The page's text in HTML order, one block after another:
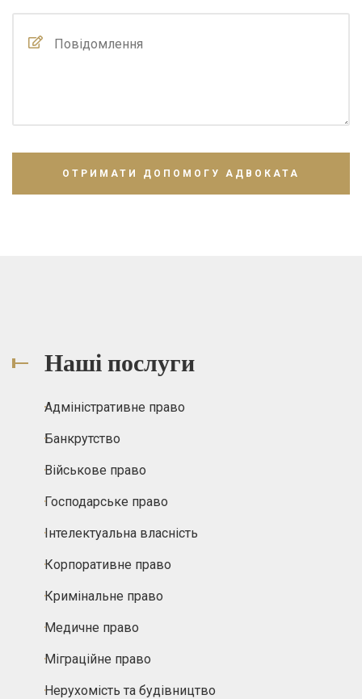
Наші послуги
Адміністративне право
Банкрутство
Військове право
Господарське право
Інтелектуальна власність
Корпоративне право
Кримінальне право
Медичне право
Міграційне право
Нерухомість та будівництво